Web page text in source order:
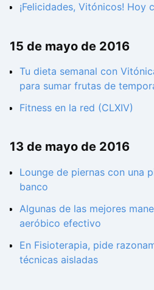
¡Felicidades, Vitónicos! Hoy
15 de mayo de 2016
Tu dieta semanal con
para sumar frutas de
Fitness en la red (CLXIV)
13 de mayo de 2016
Lounge de piernas con una
banco
Algunas de las mejores
aeróbico efectivo
En Fisioterapia, pide
técnicas aisladas